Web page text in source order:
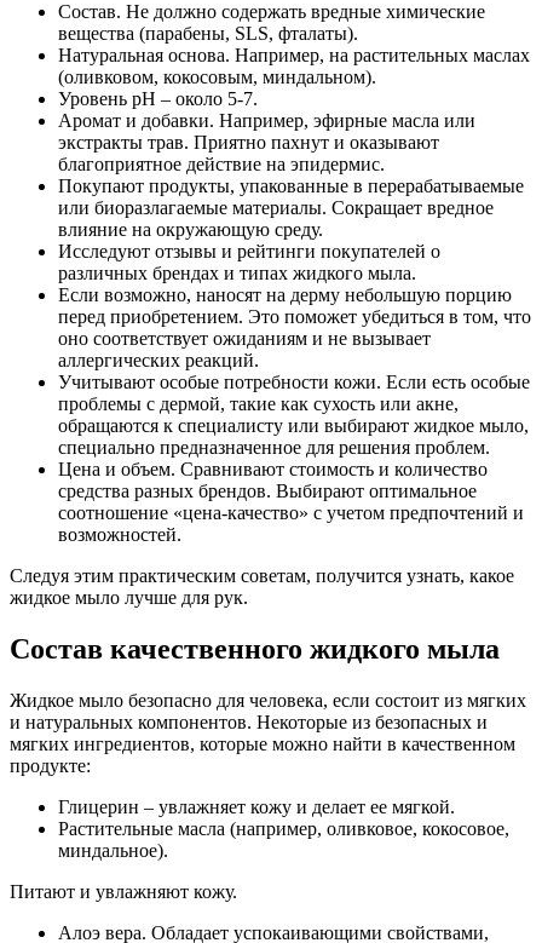
Состав. Не должно содержать вредные химические
вещества (парабены, SLS, фталаты).
Натуральная основа. Например, на растительных маслах
(оливковом, кокосовым, миндальном).
Уровень pH – около 5-7.
Аромат и добавки. Например, эфирные масла или
экстракты трав. Приятно пахнут и оказывают
благоприятное действие на эпидермис.
Покупают продукты, упакованные в перерабатываемые
или биоразлагаемые материалы. Сокращает вредное
влияние на окружающую среду.
Исследуют отзывы и рейтинги покупателей о
различных брендах и типах жидкого мыла.
Если возможно, наносят на дерму небольшую порцию
перед приобретением. Это поможет убедиться в том, что
оно соответствует ожиданиям и не вызывает
аллергических реакций.
Учитывают особые потребности кожи. Если есть особые
проблемы с дермой, такие как сухость или акне,
обращаются к специалисту или выбирают жидкое мыло,
специально предназначенное для решения проблем.
Цена и объем. Сравнивают стоимость и количество
средства разных брендов. Выбирают оптимальное
соотношение «цена-качество» с учетом предпочтений и
возможностей.
Следуя этим практическим советам, получится узнать, какое
жидкое мыло лучше для рук.
Состав качественного жидкого мыла
Жидкое мыло безопасно для человека, если состоит из мягких
и натуральных компонентов. Некоторые из безопасных и
мягких ингредиентов, которые можно найти в качественном
продукте:
Глицерин – увлажняет кожу и делает ее мягкой.
Растительные масла (например, оливковое, кокосовое,
миндальное).
Питают и увлажняют кожу.
Алоэ вера. Обладает успокаивающими свойствами,